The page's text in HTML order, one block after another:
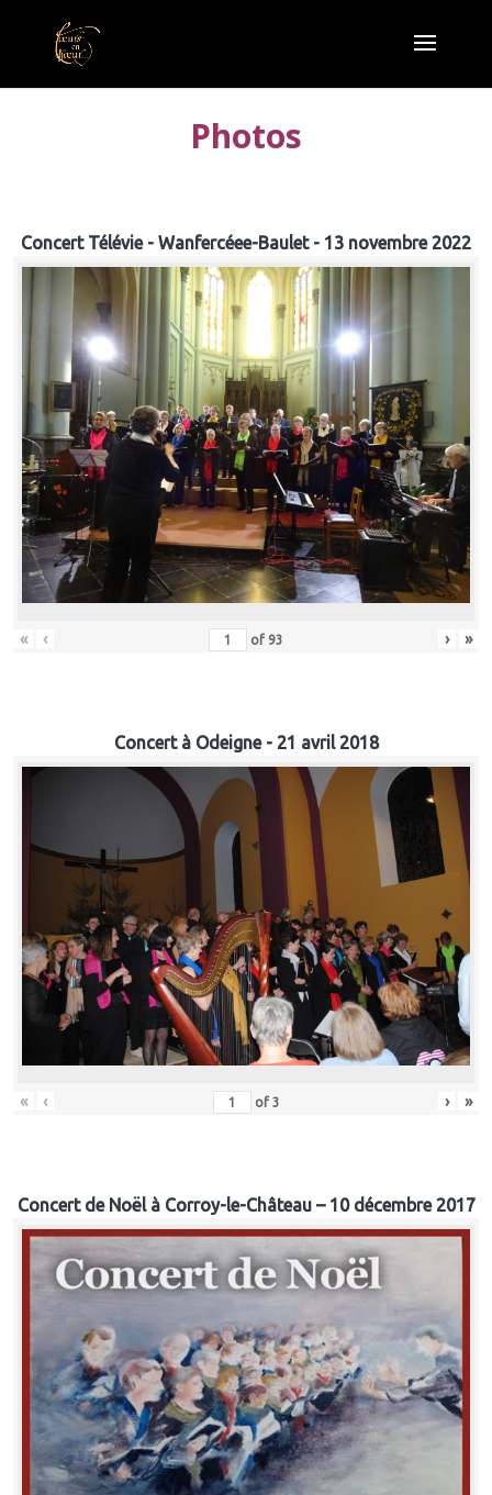
Photos
Concert Télévie - Wanfercéee-Baulet - 13 novembre 2022
« ‹ of 93 › »
Concert à Odeigne - 21 avril 2018
« ‹ of 3 › »
Concert de Noël à Corroy-le-Château – 10 décembre 2017